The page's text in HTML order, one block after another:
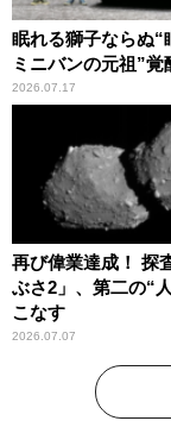
眠れる獅子ならぬ“
ミニバンの元祖”覚
2026.07.17
再び偉業達成！ 探
ぶさ2」、第二の“
こなす
2026.07.07